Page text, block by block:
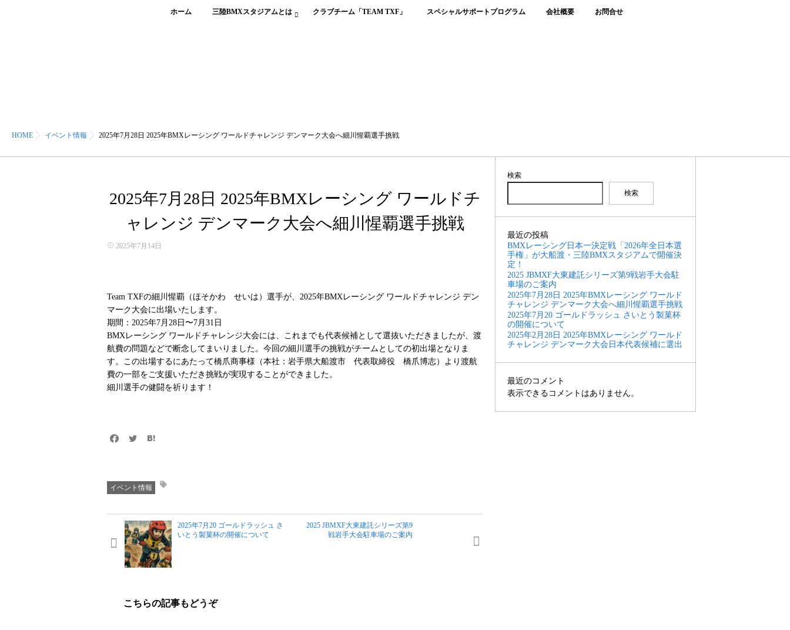
ホーム 三陸BMXスタジアムとは クラブチーム「TEAM TXF」 スペシャルサポートプログラム 会社概要 お問合せ
HOME イベント情報 2025年7月28日 2025年BMXレーシング ワールドチャレンジ デンマーク大会へ細川惺覇選手挑戦
2025年7月28日 2025年BMXレーシング ワールドチ
ャレンジ デンマーク大会へ細川惺覇選手挑戦
2025年7月14日
Team TXFの細川惺覇（ほそかわ せいは）選手が、2025年BMXレーシング ワールドチャレンジ デン
マーク大会に出場いたします。
期間：2025年7月28日〜7月31日
BMXレーシング ワールドチャレンジ大会には、これまでも代表候補として選抜いただきましたが、渡
航費の問題などで断念してまいりました。今回の細川選手の挑戦がチームとしての初出場となりま
す。この出場するにあたって橋爪商事様（本社：岩手県大船渡市 代表取締役 橋爪博志）より渡航
費の一部をご支援いただき挑戦が実現することができました。
細川選手の健闘を祈ります！
イベント情報
2025年7月20 ゴールドラッシュ さ
いとう製菓杯の開催について
2025 JBMXF大東建託シリーズ第9
戦岩手大会駐車場のご案内
こちらの記事もどうぞ
検索
検索
最近の投稿
BMXレーシング日本一決定戦「2026年全日本選
手権」が大船渡・三陸BMXスタジアムで開催決
定！
2025 JBMXF大東建託シリーズ第9戦岩手大会駐
車場のご案内
2025年7月28日 2025年BMXレーシング ワールド
チャレンジ デンマーク大会へ細川惺覇選手挑戦
2025年7月20 ゴールドラッシュ さいとう製菓杯
の開催について
2025年2月28日 2025年BMXレーシング ワールド
チャレンジ デンマーク大会日本代表候補に選出
最近のコメント
表示できるコメントはありません。